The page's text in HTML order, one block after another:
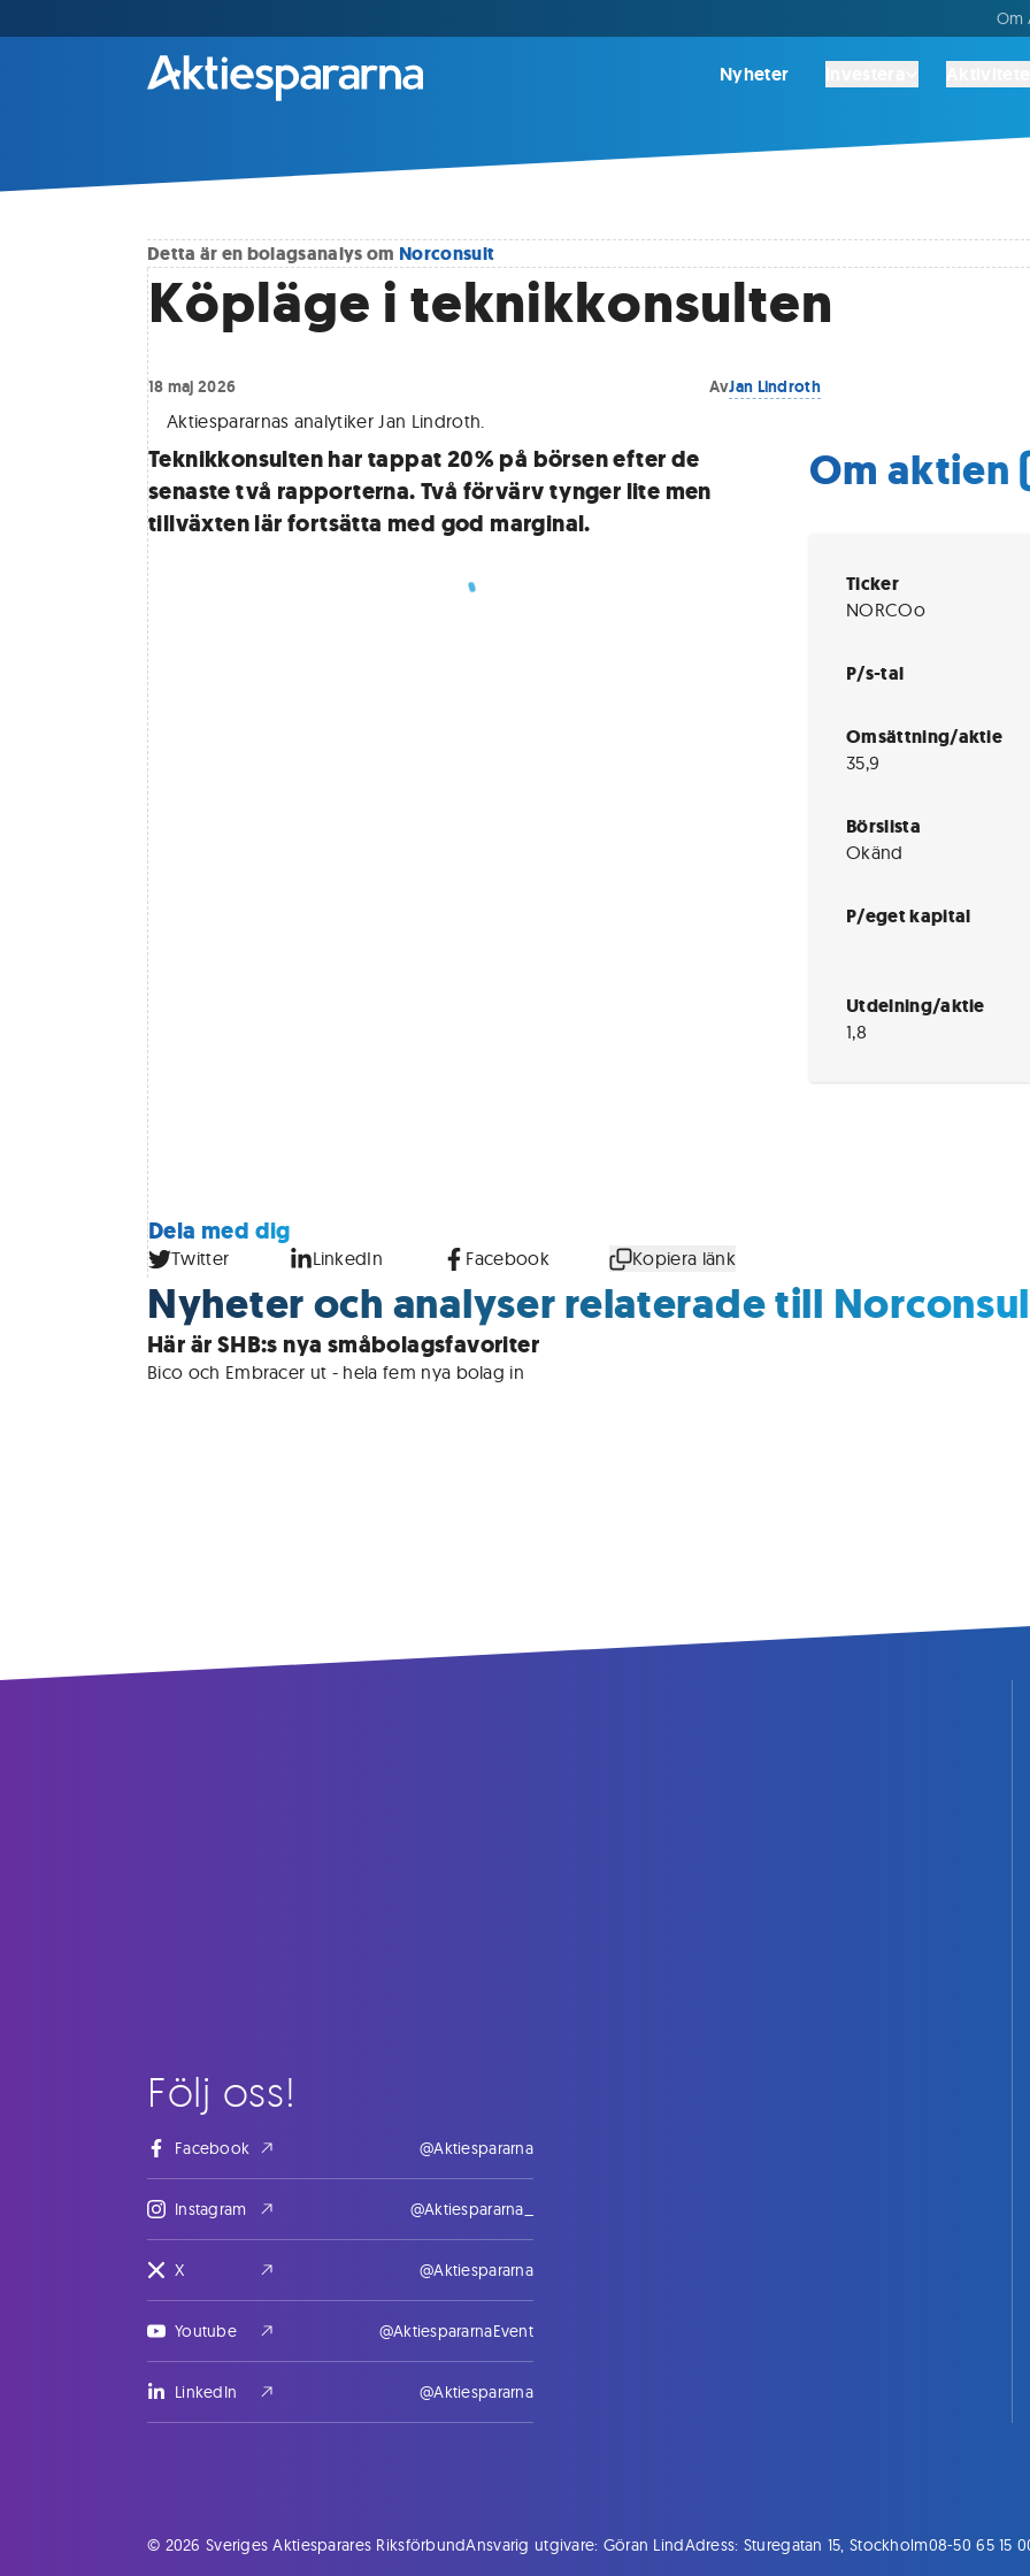
Om
Nyheter
Detta är en bolagsanalys om Norconsult
Köpläge i teknikkonsulten
18 maj 2026 AvJan Lindroth
Aktiespararnas analytiker Jan Lindroth.
Teknikkonsulten har tappat 20% på börsen efter de
senaste två rapporterna. Två förvärv tynger lite men
tillväxten lär fortsätta med god marginal.
Dela med dig
Twitter LinkedIn Facebook Kopiera länk
Om aktien
Ticker
NORCOo
P/s-tal
Omsättning/aktie
35,9
Börslista
Okänd
P/eget kapital
Utdelning/aktie
1,8
Nyheter och analyser relaterade till
Här är SHB:s nya småbolagsfavoriter
Bico och Embracer ut - hela fem nya bolag in
Följ oss!
Facebook @Aktiespararna
Instagram @Aktiespararna_
X @Aktiespararna
Youtube @AktiespararnaEvent
LinkedIn @Aktiespararna
© 2026 Sveriges Aktiesparares RiksförbundAnsvarig utgivare: Göran LindAdress: Sturegatan 15, Stockholm08-50 65 15